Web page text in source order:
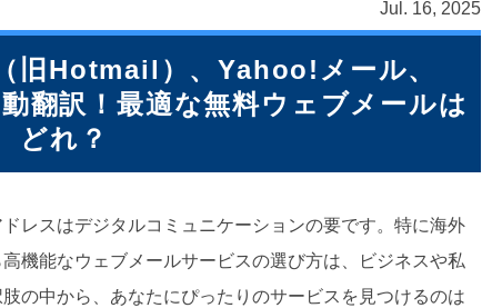
Jul. 16, 2025
Hotmail）、Yahoo!メール、
翻訳！最適な無料ウェブメールは
どれ？
レスはデジタルコミュニケーションの要です。特に海外
機能なウェブメールサービスの選び方は、ビジネスや私
の中から、あなたにぴったりのサービスを見つけるのは